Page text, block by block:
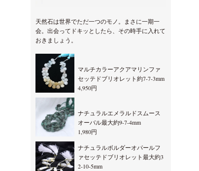
天然石は世界でただ一つのモノ。まさに一期一
会。出会ってドキッとしたら、その時手に入れて
おきましょう。
マルチカラーアクアマリンファ
セッテドブリオレット約7-7-3mm
4,950円
ナチュラルエメラルドスムース
オーバル最大約9-7-4mm
1,980円
ナチュラルボルダーオパールフ
ァセッテドブリオレット最大約3
2-10-5mm